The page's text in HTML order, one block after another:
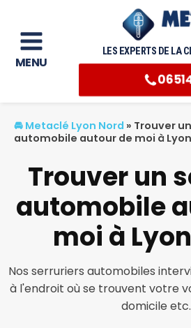
MENU
LES EXPERTS DE LA
🚘 Metaclé Lyon Nord » Trouver
automobile autour de moi à
Trouver un
automobile
moi à
Nos serruriers automobiles
à l'endroit où se trouvent votre
domicile etc.